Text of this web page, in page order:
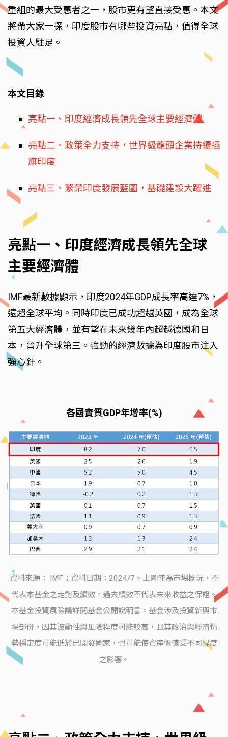
重組的最大受惠者之一，股市更有望直接受惠。本文
將帶大家一探，印度股市有哪些投資亮點，值得全球
投資人駐足。
本文目錄
亮點一、印度經濟成長領先全球主要經濟體
亮點二、政策全力支持，世界級龍頭企業持續插
旗印度
亮點三、繁榮印度發展藍圖，基礎建設大躍進
亮點一、印度經濟成長領先全球
主要經濟體
IMF最新數據顯示，印度2024年GDP成長率高達7%，
遠超全球平均。同時印度已成功超越英國，成為全球
第五大經濟體，並有望在未來幾年內超越德國和日
本，晉升全球第三。強勁的經濟數據為印度股市注入
強心針。
各國實質GDP年增率(%)
資料來源： IMF；資料日期：2024/7。上圖僅為市場概況，不
代表本基金之走勢及績效。過去績效不代表未來收益之保證。
本基金投資風險請詳閱基金公開說明書。基金涉及投資新興市
場部份，因其波動性與風險程度可能較高，且其政治與經濟情
勢穩定度可能低於已開發國家，也可能使資產價值受不同程度
之影響。